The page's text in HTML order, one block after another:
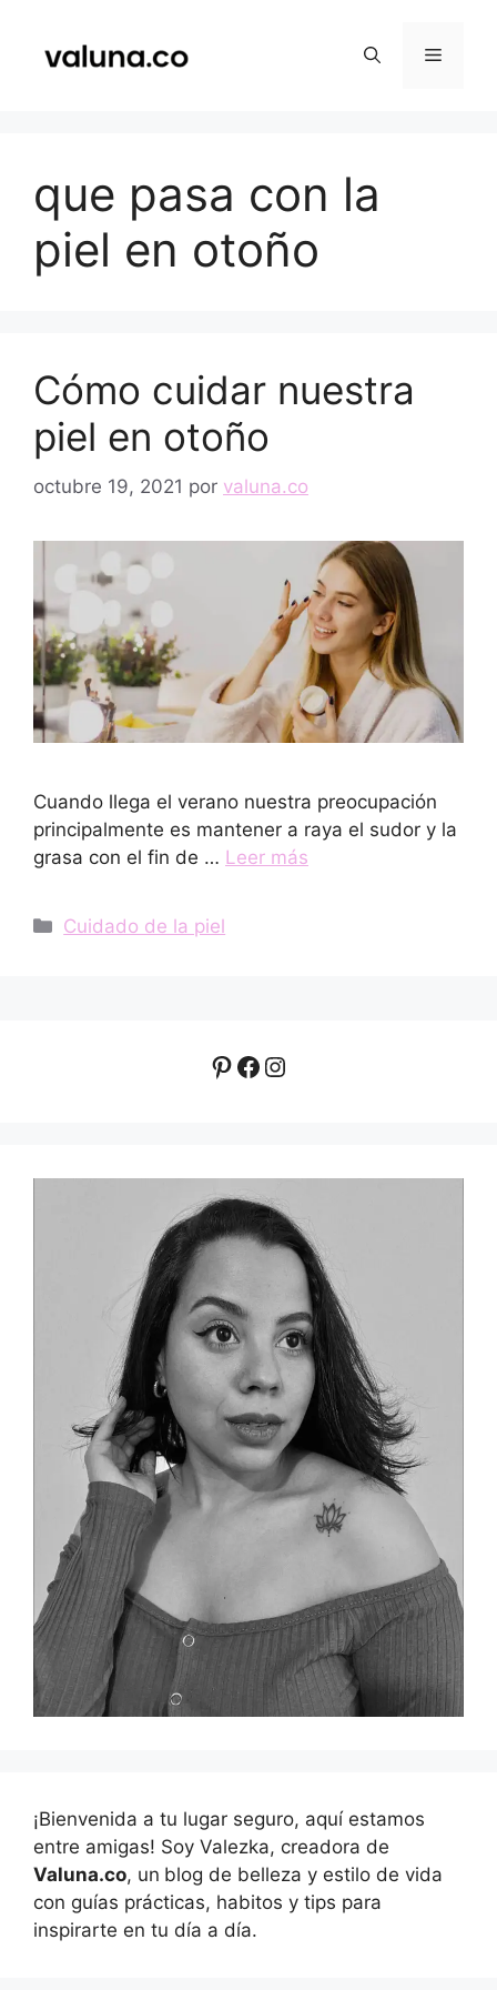
contenido
Menú
que pasa con la
piel en otoño
Cómo cuidar nuestra
piel en otoño
octubre 19, 2021 por valuna.co
Cuando llega el verano nuestra preocupación
principalmente es mantener a raya el sudor y la
grasa con el fin de … Leer más
Categorías
Cuidado de la piel
Pinterest
Facebook
Instagram
¡Bienvenida a tu lugar seguro, aquí estamos
entre amigas! Soy Valezka, creadora de
Valuna.co, un blog de belleza y estilo de vida
con guías prácticas, habitos y tips para
inspirarte en tu día a día.